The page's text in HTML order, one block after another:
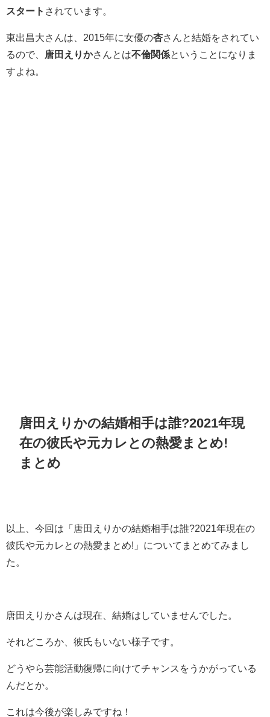
スタート されています。
東出昌大さんは、2015年に女優の杏さんと結婚をされてい
るので、
唐田えりかさんとは不倫関係ということになりま
すよね。
唐田えりかの結婚相手は誰?2021年現
在の彼氏や元カレとの熱愛まとめ!
まとめ
以上、今回は「 唐田えりかの結婚相手は誰?2021年現在の
彼氏や元カレとの熱愛まとめ! 」についてまとめてみまし
た。
唐田えりかさんは現在、結婚はしていませんでした。
それどころか、彼氏もいない様子です。
どうやら芸能活動復帰に向けてチャンスをうかがっている
んだとか。
これは今後が楽しみですね！